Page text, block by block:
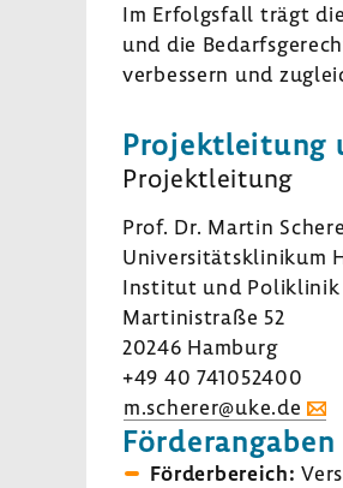
Im Erfolgs­fall trägt
und die
verbes­sern und
Projekt­lei­tung
Projekt­lei­tung
Prof. Dr. Martin
Univer­si­täts­kli­nikum
Institut und Poli­klinik
Marti­ni­straße 52
20246 Hamburg
+49 40 741052400
m.scherer@uke.de
Förder­an­gaben
Förder­be­reich: